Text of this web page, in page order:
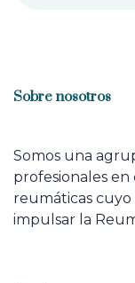
Sobre nosotros
Somos una
profesionales
reumáticas
impulsar la